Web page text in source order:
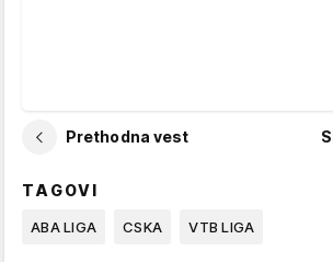
Prethodna vest
TAGOVI
ABA LIGA CSKA VTB LIGA